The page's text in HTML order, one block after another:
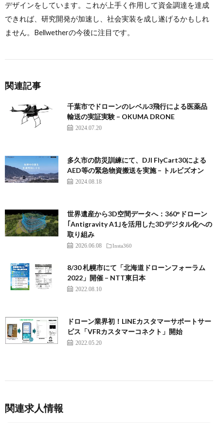
デザインをしています。これが上手く作用して資金調達を達成
できれば、研究開発が加速し、社会実装を成し遂げるかもしれ
ません。Bellwetherの今後に注目です。
関連記事
千葉市でドローンのレベル3飛行による医薬品
輸送の実証実験 – OKUMA DRONE
2024.07.20
多久市の防災訓練にて、DJI FlyCart30による
AED等の緊急物資搬送を実施 – トルビズオン
2024.08.18
世界遺産から3D空間データへ：360°ドローン
｢Antigravity A1｣を活用した3Dデジタル化への
取り組み
2026.06.08 Insta360
8/30 札幌市にて「北海道ドローンフォーラム
2022」開催 – NTT東日本
2022.08.10
ドローン業界初！LINEカスタマーサポートサー
ビス「VFRカスタマーコネクト」開始
2022.05.20
関連求人情報